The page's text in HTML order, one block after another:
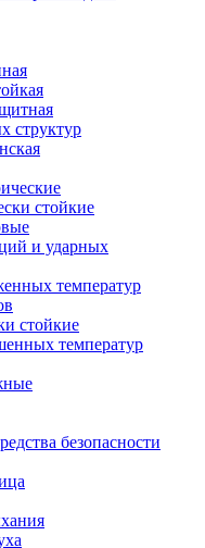
структур
стойкие
и ударных
температур
стойкие
температур
безопасности